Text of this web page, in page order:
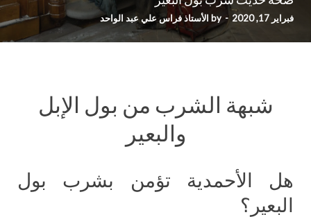
فبراير 17, 2020 -
by الأستاذ فراس علي عبد الواحد
شبهة الشرب من بول الإبل
والبعير
هل الأحمدية تؤمن بشرب بول
البعير؟